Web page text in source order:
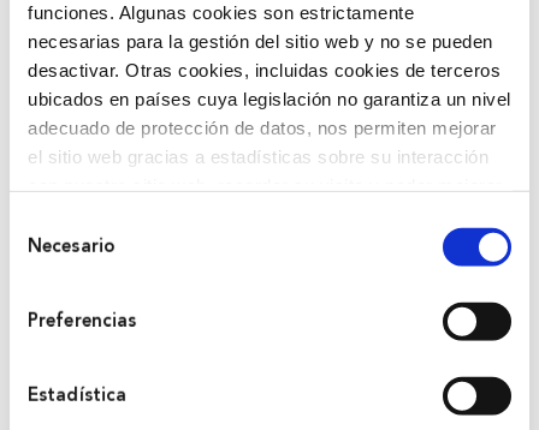
funciones. Algunas cookies son estrictamente
necesarias para la gestión del sitio web y no se pueden
desactivar. Otras cookies, incluidas cookies de terceros
ubicados en países cuya legislación no garantiza un nivel
adecuado de protección de datos, nos permiten mejorar
el sitio web gracias a estadísticas sobre su interacción
el uso que haga del sitio web con nuestros partners de
información que les haya proporcionado o que hayan
recopilado a partir del uso que haya hecho de sus
preferencias.
Necesario
Preferencias
Estadística
Habitantes del futuro
prospectiva ciudadana orientado a introducir
la participación de la ciudadanía y la voz de
futuros y el diseño de soluciones a los